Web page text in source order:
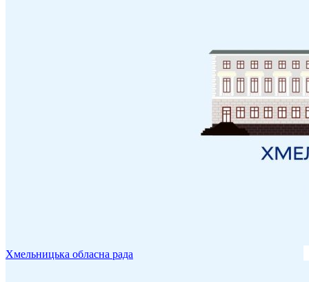
Хмельницька обласна рада